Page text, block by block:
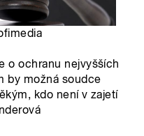
o ochranu nejvyšších
by možná soudce
kdo není v zajetí